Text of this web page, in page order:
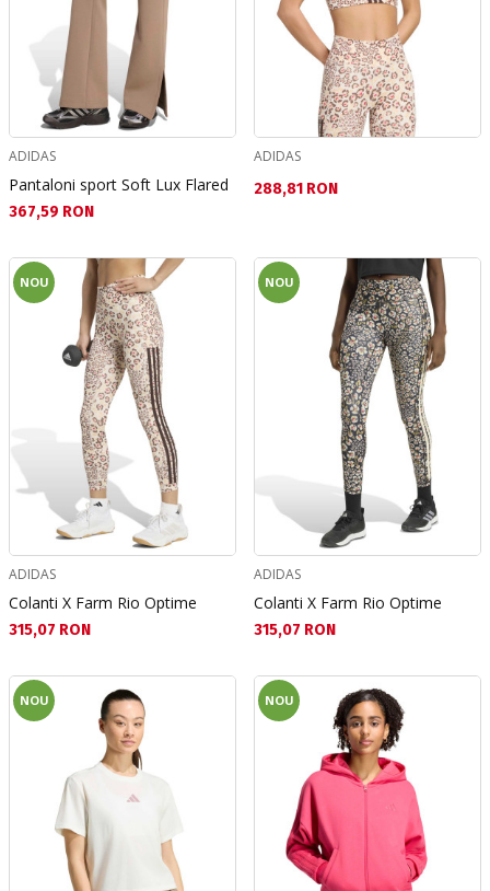
ADIDAS
Pantaloni sport Soft Lux Flared
Текуща цена:
367,59 RON
ADIDAS
Текуща цена:
288,81 RON
NOU
ADIDAS
Colanti X Farm Rio Optime
Текуща цена:
315,07 RON
NOU
ADIDAS
Colanti X Farm Rio Optime
Текуща цена:
315,07 RON
NOU NOU